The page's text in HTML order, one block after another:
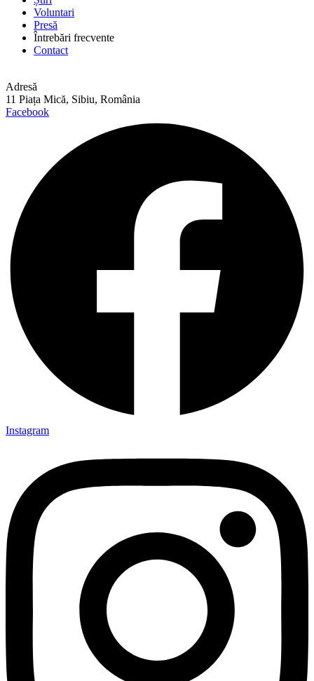
Voluntari
Presă
Întrebări frecvente
Contact
Adresă
11 Piața Mică, Sibiu, România
Facebook
Instagram